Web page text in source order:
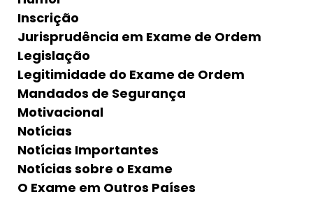
Inscrição
Jurisprudência em Exame de Ordem
Legislação
Legitimidade do Exame de Ordem
Mandados de Segurança
Motivacional
Notícias
Notícias Importantes
Notícias sobre o Exame
O Exame em Outros Países